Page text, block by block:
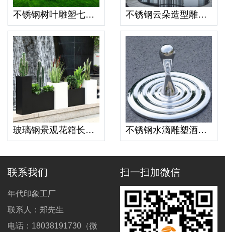
不锈钢树叶雕塑七星瓢虫广场草坪造景创意装饰摆件 不锈钢云朵造型雕塑水景艺术景观镜面摆件
玻璃钢景观花箱长方形街道走廊方形花盆 不锈钢水滴雕塑酒店水池庭院落地创意浪花摆件
联系我们
年代印象工厂
联系人：郑先生
电话：18038191730（微
扫一扫加微信